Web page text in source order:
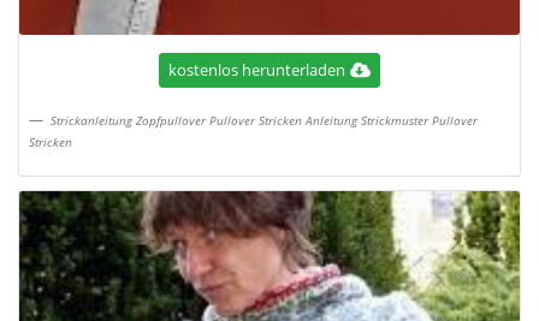
kostenlos herunterladen
Strickanleitung Zopfpullover Pullover Stricken Anleitung Strickmuster Pullover
Stricken